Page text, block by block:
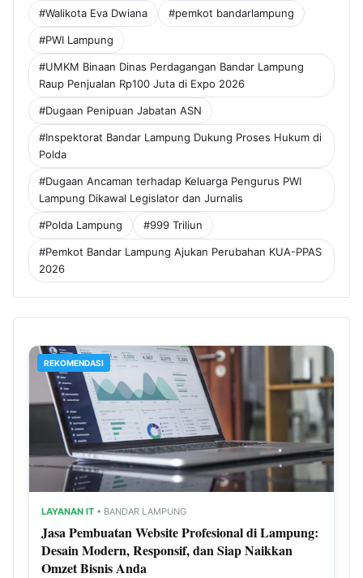
#Walikota Eva Dwiana #pemkot bandarlampung
#PWI Lampung
#UMKM Binaan Dinas Perdagangan Bandar Lampung
Raup Penjualan Rp100 Juta di Expo 2026
#Dugaan Penipuan Jabatan ASN
#Inspektorat Bandar Lampung Dukung Proses Hukum di
Polda
#Dugaan Ancaman terhadap Keluarga Pengurus PWI
Lampung Dikawal Legislator dan Jurnalis
#Polda Lampung #999 Triliun
#Pemkot Bandar Lampung Ajukan Perubahan KUA-PPAS
2026
REKOMENDASI
LAYANAN IT • BANDAR LAMPUNG
Jasa Pembuatan Website Profesional di Lampung:
Desain Modern, Responsif, dan Siap Naikkan
Omzet Bisnis Anda